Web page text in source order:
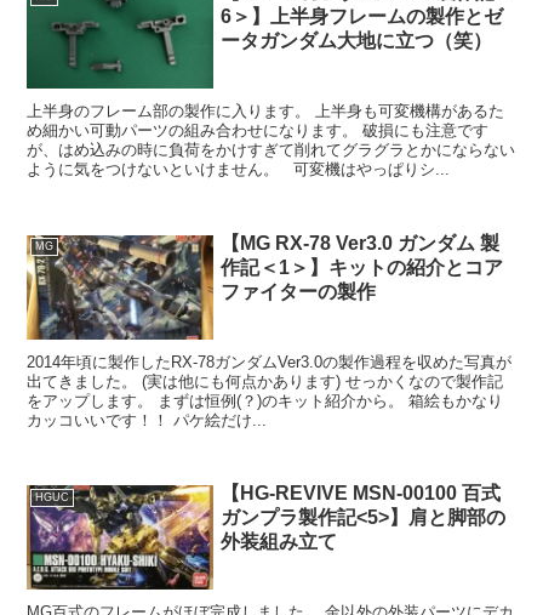
6＞】上半身フレームの製作とゼ
ータガンダム大地に立つ（笑）
上半身のフレーム部の製作に入ります。 上半身も可変機構があるた
め細かい可動パーツの組み合わせになります。 破損にも注意です
が、はめ込みの時に負荷をかけすぎて削れてグラグラとかにならない
ように気をつけないといけません。 可変機はやっぱりシ...
MG
【MG RX-78 Ver3.0 ガンダム 製
作記＜1＞】キットの紹介とコア
ファイターの製作
2014年頃に製作したRX-78ガンダムVer3.0の製作過程を収めた写真が
出てきました。 (実は他にも何点かあります) せっかくなので製作記
をアップします。 まずは恒例(？)のキット紹介から。 箱絵もかなり
カッコいいです！！ パケ絵だけ...
HGUC
【HG-REVIVE MSN-00100 百式
ガンプラ製作記<5>】肩と脚部の
外装組み立て